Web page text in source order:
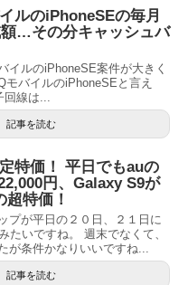
ルのiPhoneSEの毎月
…その分キャッシュバ
イルのiPhoneSE案件が大きく
モバイルのiPhoneSEと言え
回線は...
記事を読む
特価！ 平日でもauの
円、Galaxy S9が
特価！
プが平日の２０日、２１日に
たいですね。 週末でなくて、
が条件かなりいいですね...
記事を読む